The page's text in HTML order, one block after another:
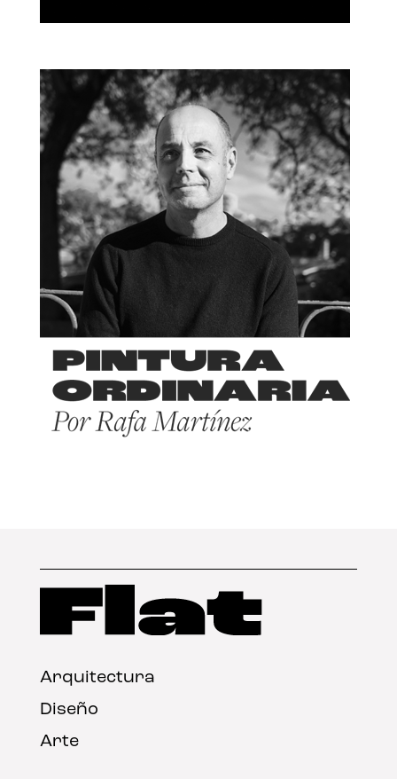
Arquitectura
Diseño
Arte